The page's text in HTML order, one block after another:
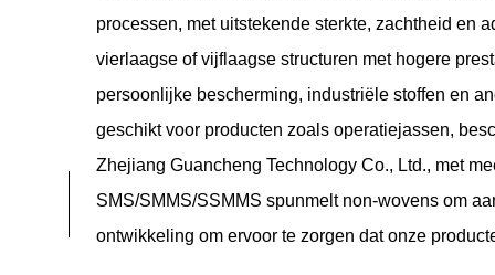
processen, met uitstekende sterkte, zachtheid en
vierlaagse of vijflaagse structuren met hogere
persoonlijke bescherming, industriële stoffen en
geschikt voor producten zoals operatiejassen,
Zhejiang Guancheng Technology Co., Ltd., met
SMS/SMMS/SSMMS spunmelt non-wovens om
ontwikkeling om ervoor te zorgen dat onze